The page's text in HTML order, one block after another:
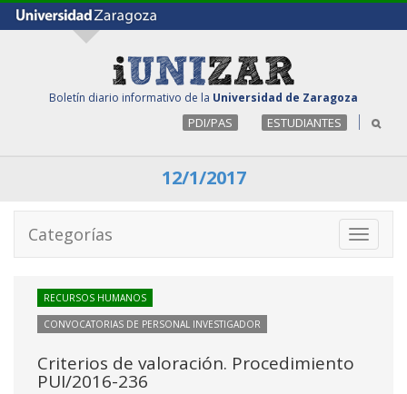
Boletín diario informativo de la Universidad de Zaragoza
PDI/PAS ESTUDIANTES
12/1/2017
Toggle
Categorías
RECURSOS HUMANOS
CONVOCATORIAS DE PERSONAL INVESTIGADOR
Criterios de valoración. Procedimiento
PUI/2016-236